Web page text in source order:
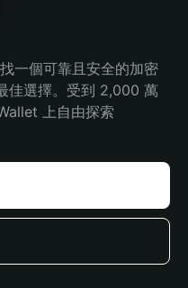
一個可靠且安全的加密
佳選擇。受到 2,000 萬
上自由探索